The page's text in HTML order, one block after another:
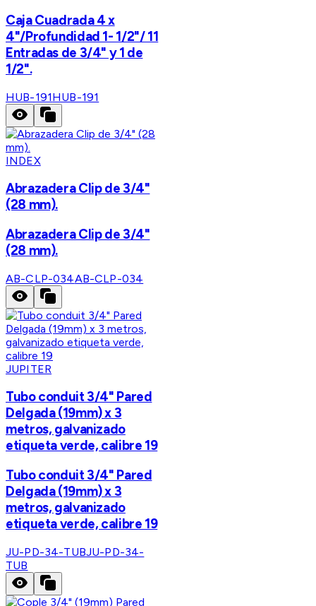
Caja Cuadrada 4 x
4"/Profundidad 1- 1/2"/ 11
Entradas de 3/4" y 1 de
1/2".
HUB-191HUB-191
INDEX
Abrazadera Clip de 3/4"
(28 mm).
Abrazadera Clip de 3/4"
(28 mm).
AB-CLP-034AB-CLP-034
JUPITER
Tubo conduit 3/4" Pared
Delgada (19mm) x 3
metros, galvanizado
etiqueta verde, calibre 19
Tubo conduit 3/4" Pared
Delgada (19mm) x 3
metros, galvanizado
etiqueta verde, calibre 19
JU-PD-34-TUBJU-PD-34-
TUB